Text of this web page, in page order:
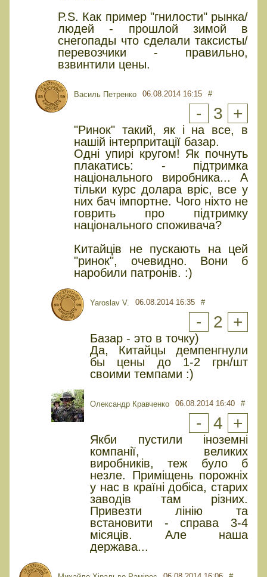
P.S. Как пример "гнилости" рынка/
людей - прошлой зимой в
снегопады что сделали таксисты/
перевозчики - правильно,
взвинтили цены.
Василь Петренко 06.08.2014 16:15 #
- 3 +
"Ринок" такий, як і на все, в
нашій інтерпритації базар.
Одні упирі кругом! Як почнуть
плакатись: - підтримка
національного виробника... А
тільки курс долара вріс, все у
них бач імпортне. Чого ніхто не
говрить про підтримку
національного споживача?
Китайців не пускають на цей
"ринок", очевидно. Вони б
наробили патронів. :)
Yaroslav V. 06.08.2014 16:35 #
- 2 +
Базар - это в точку)
Да, Китайцы демпенгнули
бы цены до 1-2 грн/шт
своими темпами :)
Олександр Кравченко 06.08.2014 16:40 #
- 4 +
Якби пустили іноземні
компанії, великих
виробників, теж було б
незле. Приміщень порожніх
у нас в країні добіса, старих
заводів там різних.
Привезти лінію та
встановити - справа 3-4
місяців. Але наша
держава...